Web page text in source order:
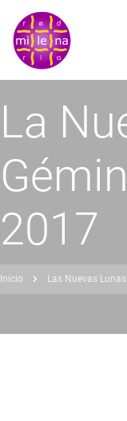
Pasar
contenido
principal
La
2017
Inicio Las Nuevas Lunas